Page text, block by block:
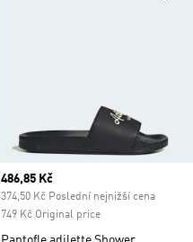
Current price
486,85 Kč
374,50 Kč Poslední nejnižší cena
749 Kč Original price